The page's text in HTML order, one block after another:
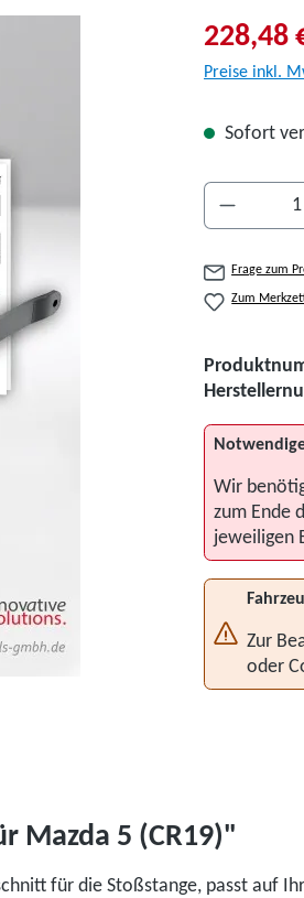
228,48
Preise inkl.
Sofort
Produkt
Frage zum
Zum
Wir
zum Ende
jeweiligen
Zur
oder
Mazda 5 (CR19)"
für die Stoßstange, passt auf